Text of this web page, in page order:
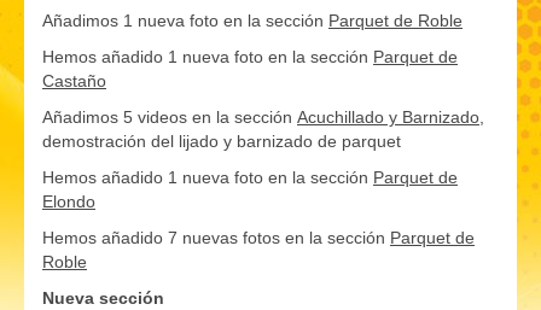
Añadimos 1 nueva foto en la sección Parquet de Roble
Hemos añadido 1 nueva foto en la sección Parquet de
Castaño
Añadimos 5 videos en la sección Acuchillado y Barnizado,
demostración del lijado y barnizado de parquet
Hemos añadido 1 nueva foto en la sección Parquet de
Elondo
Hemos añadido 7 nuevas fotos en la sección Parquet de
Roble
Nueva sección